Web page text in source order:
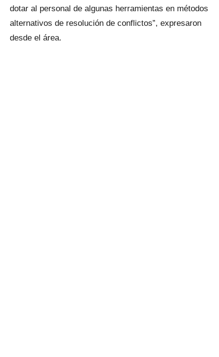
dotar al personal de algunas herramientas en métodos
alternativos de resolución de conflictos”, expresaron
desde el área.